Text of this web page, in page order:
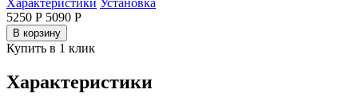
Характеристики Установка
5250 Р 5090 Р
В корзину
Купить в 1 клик
Характеристики